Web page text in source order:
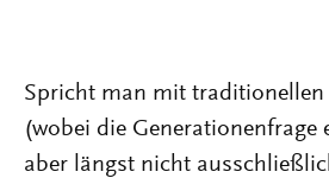
Spricht man mit traditionellen
(wobei die Generationenfrage
aber längst nicht